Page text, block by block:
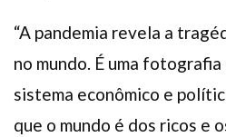
“A pandemia revela a
no mundo. É uma
sistema econômico e
que o mundo é dos ricos e